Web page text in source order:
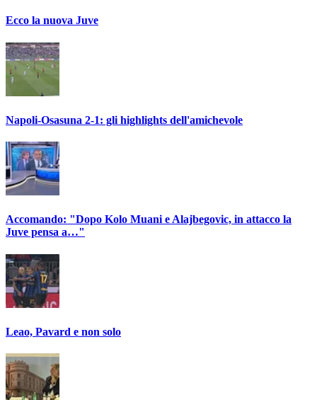
Ecco la nuova Juve
Napoli-Osasuna 2-1: gli highlights dell'amichevole
Accomando: "Dopo Kolo Muani e Alajbegovic, in attacco la
Juve pensa a…"
Leao, Pavard e non solo